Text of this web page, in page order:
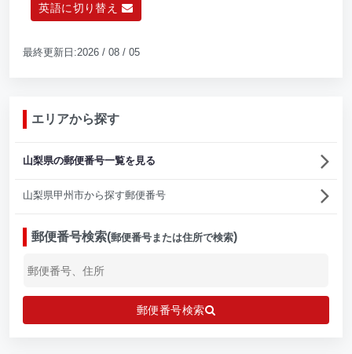
英語に切り替え
最終更新日:2026 / 08 / 05
エリアから探す
山梨県の郵便番号一覧を見る
山梨県甲州市から探す郵便番号
郵便番号検索(郵便番号または住所で検索)
郵便番号検索